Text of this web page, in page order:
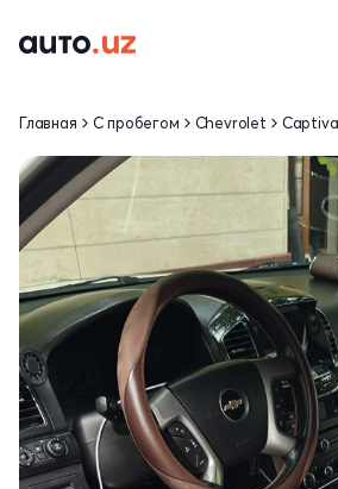
Главная С пробегом Chevrolet Captiva